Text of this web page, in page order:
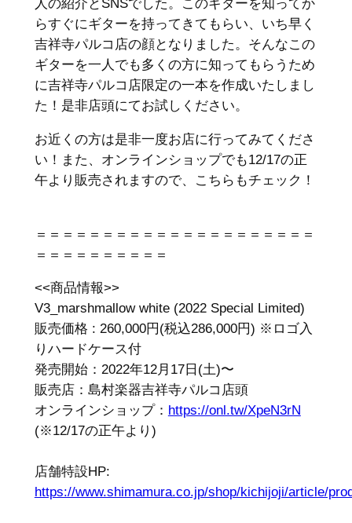
人の紹介とSNSでした。このギターを知ってか
らすぐにギターを持ってきてもらい、いち早く
吉祥寺パルコ店の顔となりました。そんなこの
ギターを一人でも多くの方に知ってもらうため
に吉祥寺パルコ店限定の一本を作成いたしまし
た！是非店頭にてお試しください。
お近くの方は是非一度お店に行ってみてくださ
い！また、オンラインショップでも12/17の正
午より販売されますので、こちらもチェック！
＝＝＝＝＝＝＝＝＝＝＝＝＝＝＝＝＝＝＝＝＝
＝＝＝＝＝＝＝＝＝＝
<<商品情報>>
V3_marshmallow white (2022 Special Limited)
販売価格 : 260,000円(税込286,000円) ※ロゴ入
りハードケース付
発売開始：2022年12月17日(土)〜
販売店：島村楽器吉祥寺パルコ店頭
オンラインショップ： https://onl.tw/XpeN3rN
(※12/17の正午より)
店舗特設HP:
https://www.shimamura.co.jp/shop/kichijoji/article/